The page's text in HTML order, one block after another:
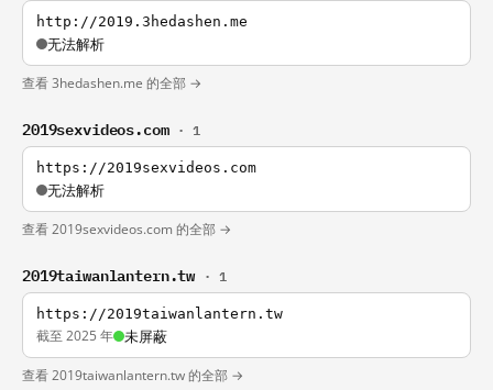
http://2019.3hedashen.me
无法解析
查看 3hedashen.me 的全部 →
2019sexvideos.com · 1
https://2019sexvideos.com
无法解析
查看 2019sexvideos.com 的全部 →
2019taiwanlantern.tw · 1
https://2019taiwanlantern.tw
截至 2025 年 未屏蔽
查看 2019taiwanlantern.tw 的全部 →